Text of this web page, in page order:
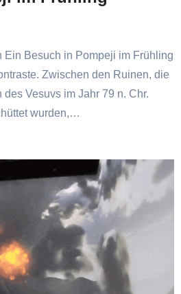
Ein Besuch in Pompeji im Frühling
Zwischen den Ruinen, die
des Vesuvs im Jahr 79 n. Chr.
wurden,…